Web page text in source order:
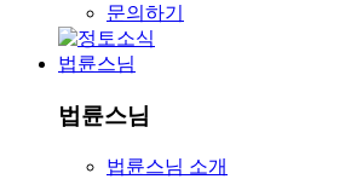
문의하기
법륜스님
법륜스님
법륜스님 소개